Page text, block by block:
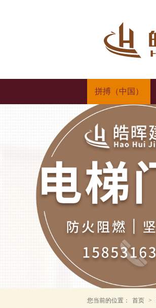
拼搏（中国）
您当前的位置： 首页 >